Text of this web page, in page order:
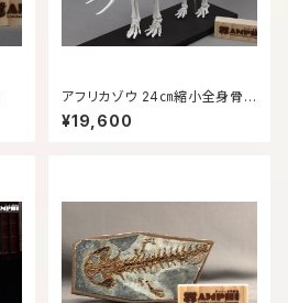
アフリカゾウ 24㎝縮小全身骨
格模型
¥19,600